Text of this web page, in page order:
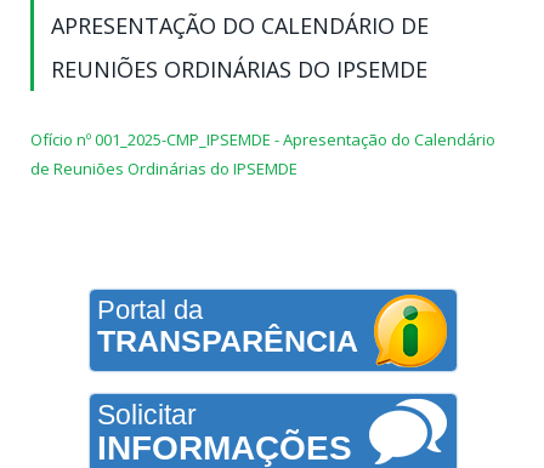
APRESENTAÇÃO DO CALENDÁRIO DE
REUNIÕES ORDINÁRIAS DO IPSEMDE
Ofício nº 001_2025-CMP_IPSEMDE - Apresentação do Calendário
de Reuniões Ordinárias do IPSEMDE
Portal da
TRANSPARÊNCIA
Solicitar
INFORMAÇÕES